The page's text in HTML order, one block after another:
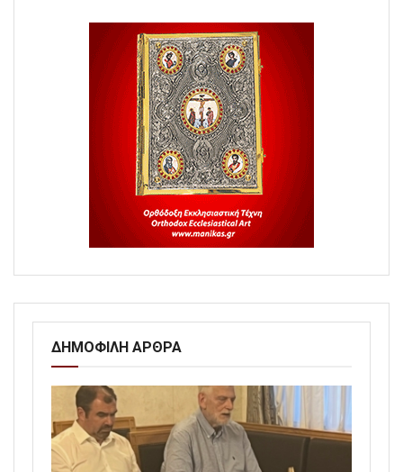
ΔΗΜΟΦΙΛΗ ΑΡΘΡΑ